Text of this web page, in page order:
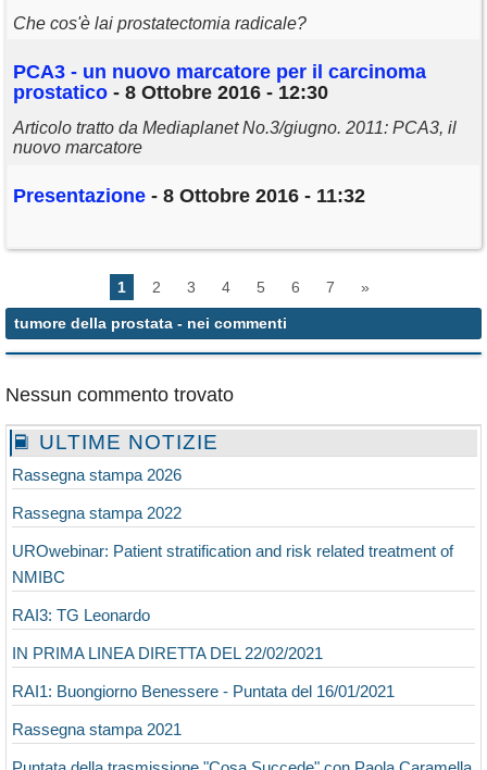
Che cos'è lai prostatectomia radicale?
PCA3 - un nuovo marcatore per il carcinoma
prostatico - 8 Ottobre 2016 - 12:30
Articolo tratto da Mediaplanet No.3/giugno. 2011: PCA3, il
nuovo marcatore
Presentazione - 8 Ottobre 2016 - 11:32
1 2 3 4 5 6 7 »
tumore della prostata - nei commenti
Nessun commento trovato
ULTIME NOTIZIE
Rassegna stampa 2026
Rassegna stampa 2022
UROwebinar: Patient stratification and risk related treatment of
NMIBC
RAI3: TG Leonardo
IN PRIMA LINEA DIRETTA DEL 22/02/2021
RAI1: Buongiorno Benessere - Puntata del 16/01/2021
Rassegna stampa 2021